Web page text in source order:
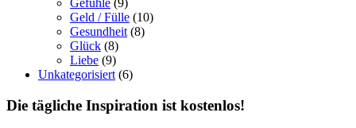
Gefühle (9)
Geld / Fülle (10)
Gesundheit (8)
Glück (8)
Liebe (9)
Unkategorisiert (6)
Die tägliche Inspiration ist kostenlos!